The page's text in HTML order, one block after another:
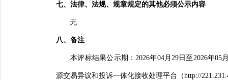
七、法律、法规、 规章规定的其他必须公示内容
无
八、 备注
本评标结果公示期：2026年04月29日至2026年
源交易异议和投诉一体化接收处理平台（http://